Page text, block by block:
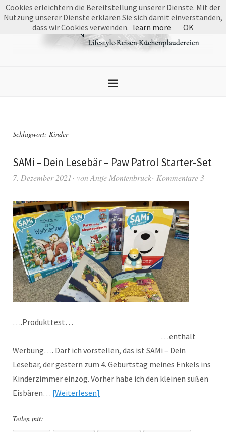
Schlagwort: Kinder
SAMi – Dein Lesebär – Paw Patrol Starter-Set
7. Dezember 2021 vonAntje Montenbruck Kommentare 3
….Produkttest…
…enthält
Werbung…. Darf ich vorstellen, das ist SAMi – Dein
Lesebär, der gestern zum 4. Geburtstag meines Enkels ins
Kinderzimmer einzog. Vorher habe ich den kleinen süßen
Eisbären… Weiterlesen
Teilen mit:
Cookies erleichtern die Bereitstellung unserer Dienste. Mit der
Nutzung unserer Dienste erklären Sie sich damit einverstanden,
dass wir Cookies verwenden. learn more OK